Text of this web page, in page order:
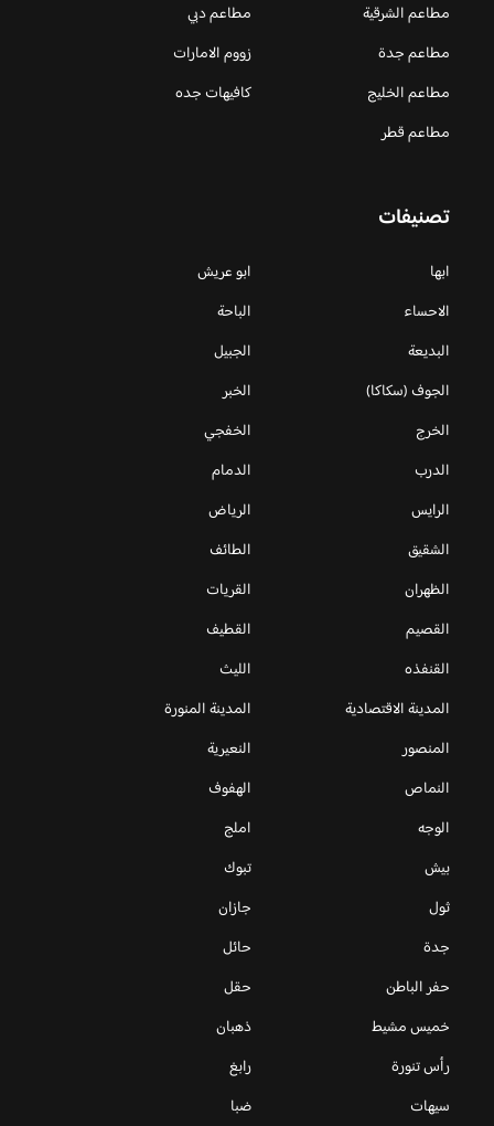
مطاعم الشرقية
مطاعم دبي
مطاعم جدة
زووم الامارات
مطاعم الخليج
كافيهات جده
مطاعم قطر
تصنيفات
ابها
ابو عريش
الاحساء
الباحة
البديعة
الجبيل
الجوف (سكاكا)
الخبر
الخرج
الخفجي
الدرب
الدمام
الرايس
الرياض
الشقيق
الطائف
الظهران
القريات
القصيم
القطيف
القنفذه
الليث
المدينة الاقتصادية
المدينة المنورة
المنصور
النعيرية
النماص
الهفوف
الوجه
املج
بيش
تبوك
ثول
جازان
جدة
حائل
حفر الباطن
حقل
خميس مشيط
ذهبان
رأس تنورة
رابغ
سيهات
ضبا